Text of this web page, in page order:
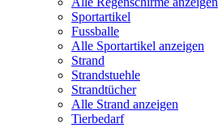
Sportartikel
Fussballe
Alle Sportartikel anzeigen
Strand
Strandstuehle
Strandtücher
Alle Strand anzeigen
Tierbedarf